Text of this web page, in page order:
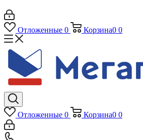
Отложенные 0 Корзина0 0
Отложенные 0 Корзина0 0